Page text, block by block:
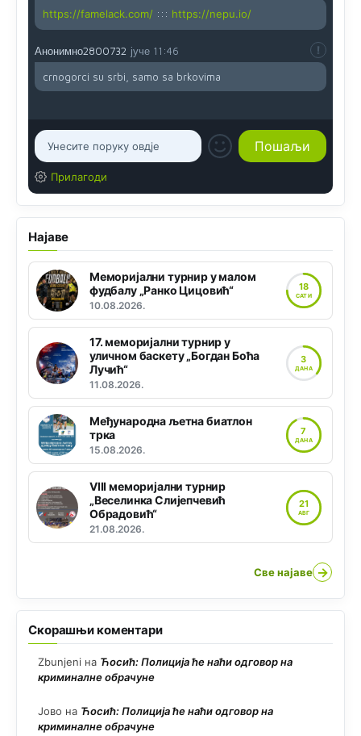
https://famelack.com/ ::: https://nepu.io/
Анонимно2800732 јуче 11:46
crnogorci su srbi, samo sa brkovima
Прилагоди
Најаве
Меморијални турнир у малом
фудбалу „Ранко Цицовић“
10.08.2026.
18
САТИ
17. меморијални турнир у
уличном баскету „Богдан Боћа
Лучић“
11.08.2026.
3
ДАНА
Међународна љетна биатлон
трка
15.08.2026.
7
ДАНА
VIII меморијални турнир
„Веселинка Слијепчевић
Обрадовић“
21.08.2026.
21
АВГ
Све најаве →
Скорашњи коментари
Zbunjeni на Ћосић: Полиција ће наћи одговор на
криминалне обрачуне
Јово на Ћосић: Полиција ће наћи одговор на
криминалне обрачуне